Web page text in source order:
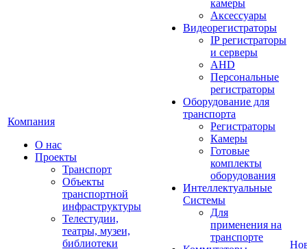
Компания
О нас
Проекты
Транспорт
Объекты
транспортной
инфраструктуры
Телестудии,
театры, музеи,
библиотеки
камеры
Аксессуары
Видеорегистраторы
IP регистраторы
и серверы
AHD
Персональные
регистраторы
Оборудование для
транспорта
Регистраторы
Камеры
Готовые
комплекты
оборудования
Интеллектуальные
Системы
Для
применения на
транспорте